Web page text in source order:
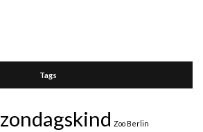
Tags
zondagskind Zoo Berlin